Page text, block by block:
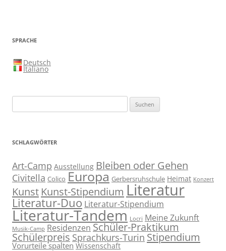
SPRACHE
Deutsch
Italiano
nach:
SCHLAGWÖRTER
Art-Camp Ausstellung Bleiben oder Gehen
Civitella Colico Europa Gerbersruhschule Heimat Konzert
Kunst Kunst-Stipendium Literatur
Literatur-Duo Literatur-Stipendium
Literatur-Tandem Locri Meine Zukunft
Musik-Camp Residenzen Schüler-Praktikum
Schülerpreis Sprachkurs-Turin Stipendium
Vorurteile spalten Wissenschaft